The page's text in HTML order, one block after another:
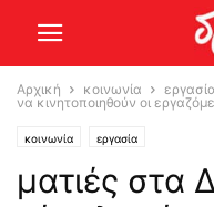
Αρχική κοινωνία εργασία
να κινητοποιηθούν οι
κοινωνία εργασία
ματιές στα